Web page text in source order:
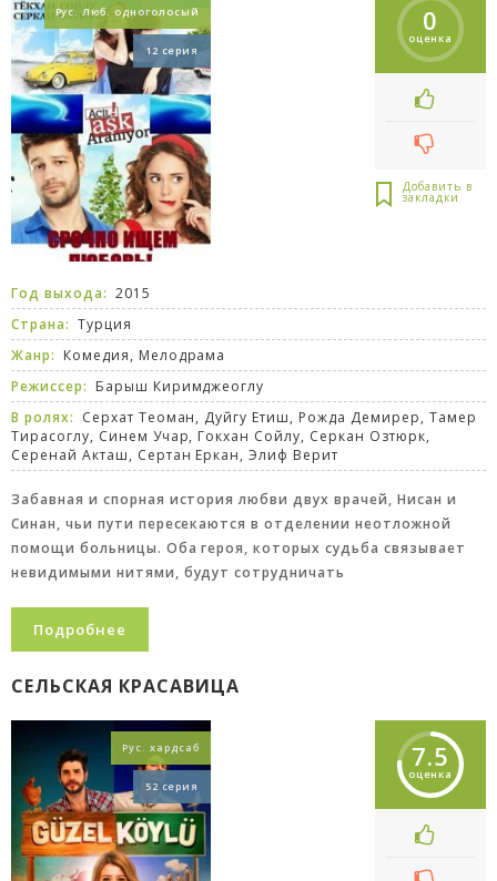
Рус. Люб. одноголосый
12 серия
0
оценка
Год выхода: 2015
Страна: Турция
Жанр: Комедия, Мелодрама
Режиссер: Барыш Киримджеоглу
В ролях: Серхат Теоман, Дуйгу Етиш, Рожда Демирер, Тамер
Тирасоглу, Синем Учар, Гокхан Сойлу, Серкан Озтюрк,
Серенай Акташ, Сертан Еркан, Элиф Верит
Забавная и спорная история любви двух врачей, Нисан и
Синан, чьи пути пересекаются в отделении неотложной
помощи больницы. Оба героя, которых судьба связывает
невидимыми нитями, будут сотрудничать
Подробнее
СЕЛЬСКАЯ КРАСАВИЦА
Рус. хардсаб
52 серия
7.5
оценка